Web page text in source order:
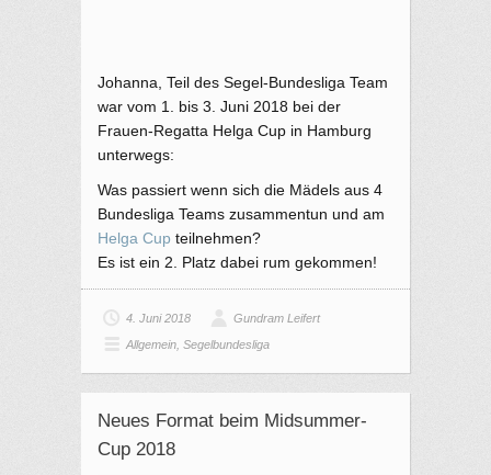
Johanna, Teil des Segel-Bundesliga Team
war vom 1. bis 3. Juni 2018 bei der
Frauen-Regatta Helga Cup in Hamburg
unterwegs:
Was passiert wenn sich die Mädels aus 4
Bundesliga Teams zusammentun und am
Helga Cup teilnehmen?
Es ist ein 2. Platz dabei rum gekommen!
4. Juni 2018
Gundram Leifert
Allgemein Segelbundesliga
Neues Format beim Midsummer-
Cup 2018